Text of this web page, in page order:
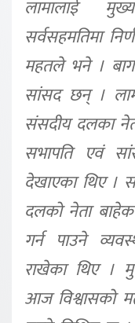
लामालाई
सर्वसहमतिमा
महतले भने ।
सांसद छन् ।
संसदीय दलका
सभापति एवं
देखाएका थिए ।
दलको नेता
गर्न पाउने
राखेका थिए ।
आज विश्वासको